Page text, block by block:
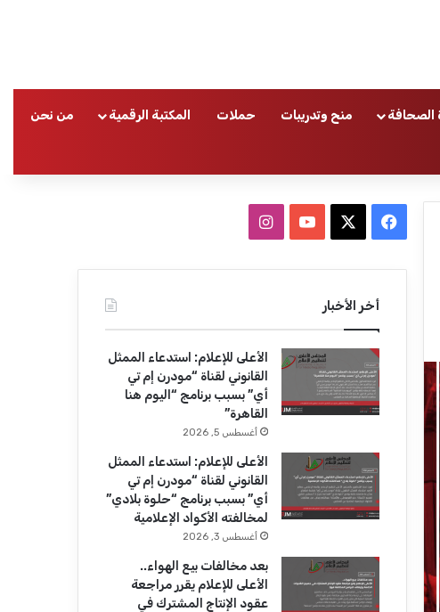
الصحافة منح وتدريبات حملات المكتبة الرقمية من نحن
ب
و
ك
u
T
u
e
ا
ت
ق
ر
ا
م
أخر الأخبار
الأعلى للإعلام: استدعاء الممثل
القانوني لقناة “مودرن إم تي
أي” بسبب برنامج “اليوم هنا
القاهرة”
أغسطس 5, 2026
الأعلى للإعلام: استدعاء الممثل
القانوني لقناة “مودرن إم تي
أي” بسبب برنامج “حلوة بلادي”
لمخالفته الأكواد الإعلامية
أغسطس 3, 2026
بعد مخالفات بيع الهواء..
الأعلى للإعلام يقرر مراجعة
عقود الإنتاج المشترك في